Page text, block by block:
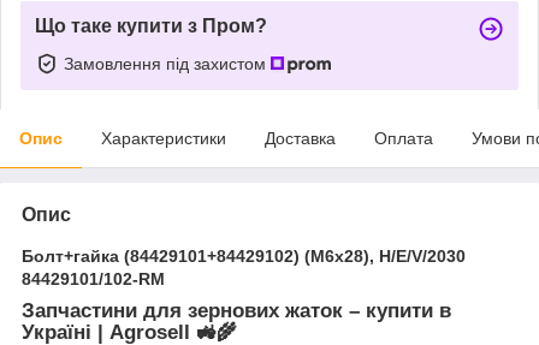
Що таке купити з Пром?
Замовлення під захистом
Опис Характеристики Доставка Оплата Умови
Опис
Болт+гайка (84429101+84429102) (М6х28), H/E/V/2030
84429101/102-RM
Запчастини для зернових жаток – купити в
Україні | Agrosell 🚜🌾